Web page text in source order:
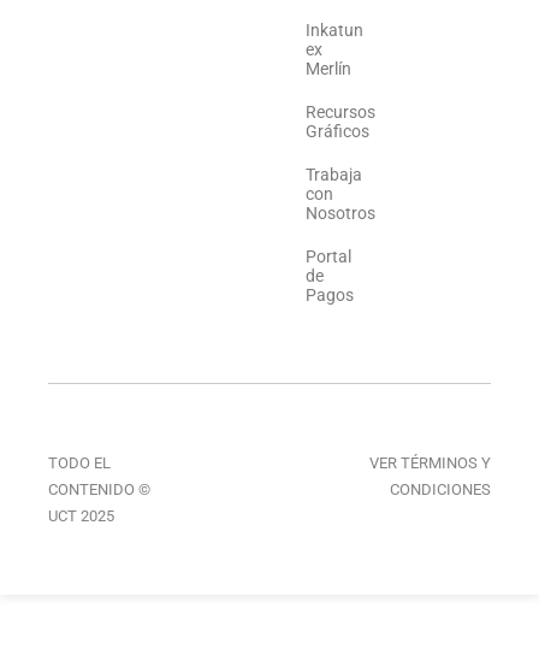
Inkatun
ex
Merlín
Recursos
Gráficos
Trabaja
con
Nosotros
Portal
de
Pagos
TODO EL
CONTENIDO ©
UCT 2025
VER TÉRMINOS Y
CONDICIONES